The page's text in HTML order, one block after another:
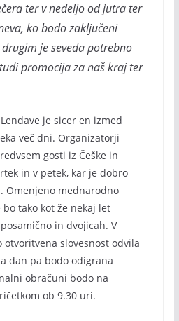
ter v nedeljo od jutra ter
ko bodo zaključeni
je seveda potrebno
promocija za naš kraj ter
je sicer en izmed
več dni. Organizatorji
gosti iz Češke in
in v petek, kar je dobro
Omenjeno mednarodno
tako kot že nekaj let
in dvojicah. V
otvoritvena slovesnost odvila
dan pa bodo odigrana
obračuni bodo na
ob 9.30 uri.